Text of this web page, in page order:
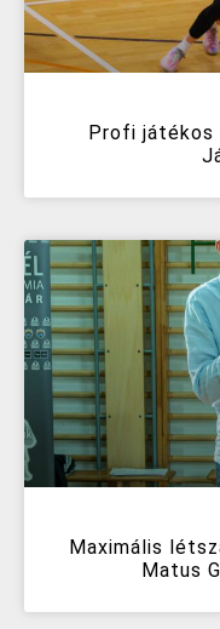
Profi játékos
Maximális
Matus